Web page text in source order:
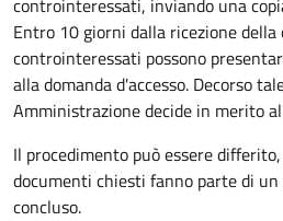
Entro 10 giorni dalla ricezione della
controinteressati possono
alla domanda d'accesso. Decorso
Amministrazione decide in merito
Il procedimento può essere
documenti chiesti fanno parte di
concluso.